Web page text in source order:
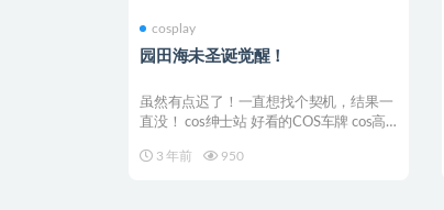
cosplay
园田海未圣诞觉醒！
虽然有点迟了！一直想找个契机，结果一
直没！ cos绅士站 好看的COS车牌 cos高
3 年前
950